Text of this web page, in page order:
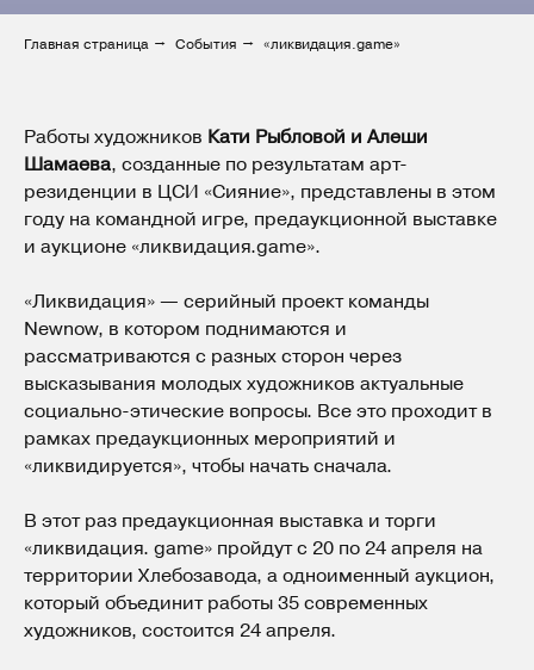
Главная страница → События → «ликвидация.game»
Работы художников Кати Рыбловой и Алеши
Шамаева, созданные по результатам арт-
резиденции в ЦСИ «Сияние», представлены в этом
году на командной игре, предаукционной выставке
и аукционе «ликвидация.game».
«Ликвидация» — серийный проект команды
Newnow, в котором поднимаются и
рассматриваются с разных сторон через
высказывания молодых художников актуальные
социально-этические вопросы. Все это проходит в
рамках предаукционных мероприятий и
«ликвидируется», чтобы начать сначала.
В этот раз предаукционная выставка и торги
«ликвидация. game» пройдут с 20 по 24 апреля на
территории Хлебозавода, а одноименный аукцион,
который объединит работы 35 современных
художников, состоится 24 апреля.